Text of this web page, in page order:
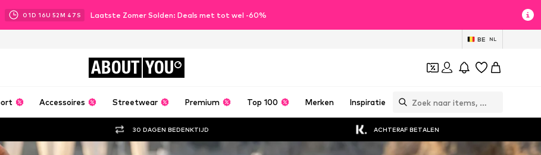
01D 16U 52M 45 S Laatste Zomer Solden: Deals met tot wel -60%
BE NL
ABOUT YOU
Accessoires Streetwear Premium Top 100 Merken Inspiratie
30 DAGEN BEDENKTIJD ACHTERAF BETALEN